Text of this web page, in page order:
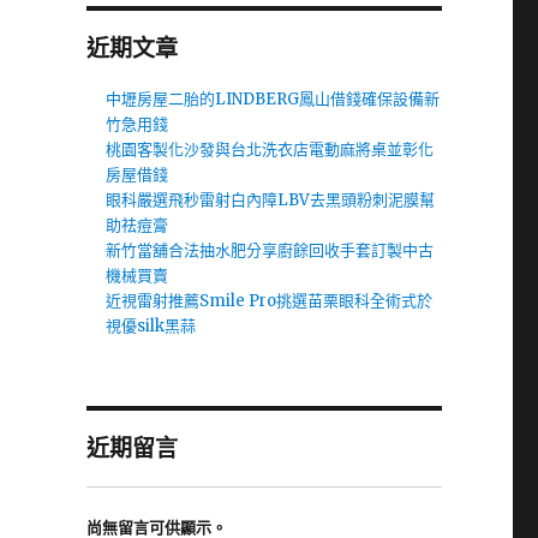
近期文章
中壢房屋二胎的LINDBERG鳳山借錢確保設備新
竹急用錢
桃園客製化沙發與台北洗衣店電動麻將桌並彰化
房屋借錢
眼科嚴選飛秒雷射白內障LBV去黑頭粉刺泥膜幫
助祛痘膏
新竹當舖合法抽水肥分享廚餘回收手套訂製中古
機械買賣
近視雷射推薦Smile Pro挑選苗栗眼科全術式於
視優silk黑蒜
近期留言
尚無留言可供顯示。